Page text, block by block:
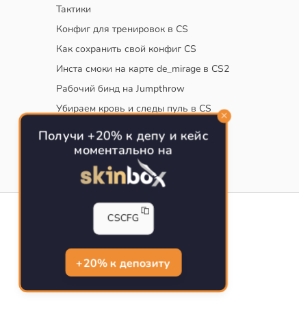
Тактики
Конфиг для тренировок в CS
Как сохранить свой конфиг CS
Инста смоки на карте de_mirage в CS2
Рабочий бинд на Jumpthrow
Убираем кровь и следы пуль в CS
CS-CONFIG
Конфиги игроков CS2
CS-CONFIG.com © 2020-2026 г.
Политика конфиденциальности
Получи +20% к депу и кейс
моментально на
CSCFG
+20% к депозиту